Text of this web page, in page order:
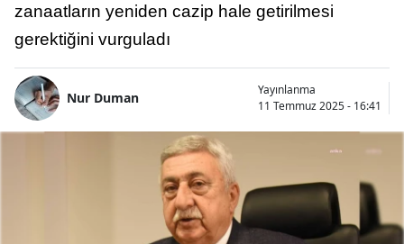
zanaatların yeniden cazip hale getirilmesi
gerektiğini vurguladı
Nur Duman
Yayınlanma
11 Temmuz 2025 - 16:41